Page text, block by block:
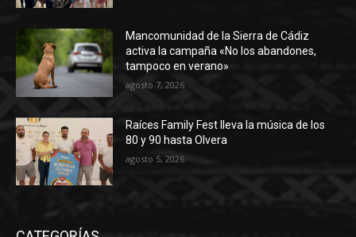
Mancomunidad de la Sierra de Cádiz
activa la campaña «No los abandones,
tampoco en verano»
agosto 7, 2026
Raíces Family Fest lleva la música de los
80 y 90 hasta Olvera
agosto 5, 2026